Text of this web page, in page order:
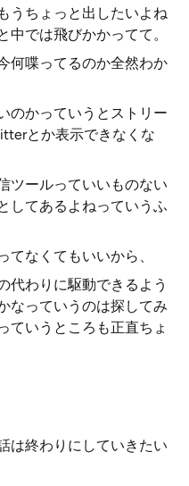
うちょっと出したいよね
中では飛びかかってて。
何喋ってるのか全然わか
のかっていうとストリー
とか表示できなくな
ツールっていいものない
してあるよねっていうふ
てなくてもいいから、
代わりに駆動できるよう
なっていうのは探してみ
ていうところも正直ちょ
は終わりにしていきたい